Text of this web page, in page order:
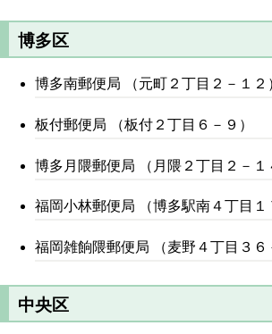
博多区
博多南郵便局 （元町２丁目２－１２
板付郵便局 （板付２丁目６－９）
博多月隈郵便局 （月隈２丁目２－１
福岡小林郵便局 （博多駅南４丁目１
福岡雑餉隈郵便局 （麦野４丁目３６
中央区